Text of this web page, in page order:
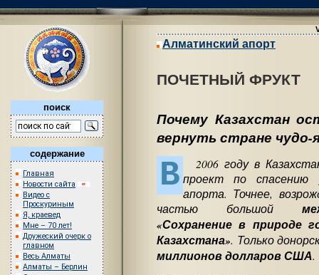
поиск
содержание
Главная
Новости сайта
Видео с
Проскуриным
Я, краевед
Мне – 70 лет!
Дружеский очерк о
главном
Весь Алматы
Алматы – Берлин
Алматинский апорт
ПОЧЕТНЫЙ ФРУКТ
Почему Казахстан
вернуть стране чудо-
В
2006 году в
проект по спасению
апорта. Точнее,
частью большой
«Сохранение в природе
Казахстана». Только
миллионов долларов США.